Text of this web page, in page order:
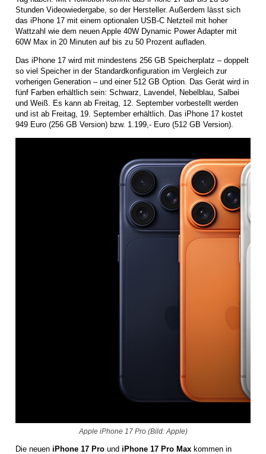
Stunden Videowiedergabe, so der Hersteller. Außerdem lässt sich
das iPhone 17 mit einem optionalen USB-C Netzteil mit hoher
Wattzahl wie dem neuen Apple 40W Dynamic Power Adapter mit
60W Max in 20 Minuten auf bis zu 50 Prozent aufladen.
Das iPhone 17 wird mit mindestens 256 GB Speicherplatz – doppelt
so viel Speicher in der Standardkonfiguration im Vergleich zur
vorherigen Generation – und einer 512 GB Option. Das Gerät wird in
fünf Farben erhältlich sein: Schwarz, Lavendel, Nebelblau, Salbei
und Weiß. Es kann ab Freitag, 12. September vorbestellt werden
und ist ab Freitag, 19. September erhältlich. Das iPhone 17 kostet
949 Euro (256 GB Version) bzw. 1.199,- Euro (512 GB Version).
Apple iPhone 17 Pro (Bild: Apple)
Die neuen iPhone 17 Pro und iPhone 17 Pro Max kommen in